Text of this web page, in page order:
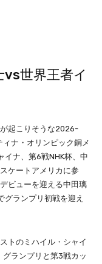
世界王者イ
起こりそうな2026-
ナ・オリンピック銅メ
イナ、第6戦NHK杯、中
ケートアメリカに参
ビューを迎える中田璃
ランプリ初戦を迎え
トのミハイル・シャイ
グランプリと第3戦カッ